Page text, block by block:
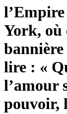
York, où
lire : «
l’amour
pouvoir,